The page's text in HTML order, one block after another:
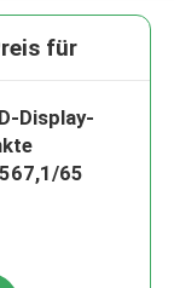
für
Display-
65